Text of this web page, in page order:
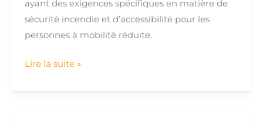
ayant des exigences spécifiques en matière de
sécurité incendie et d’accessibilité pour les
personnes à mobilité réduite.
Lire la suite »